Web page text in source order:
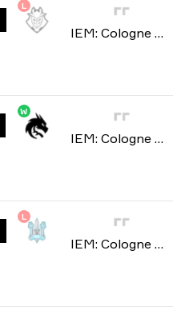
L
IEM: Cologne Major 2026
W
IEM: Cologne Major 2026
L
IEM: Cologne Major 2026